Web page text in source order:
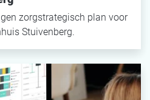
zorgstrategisch plan voor
Stuivenberg.